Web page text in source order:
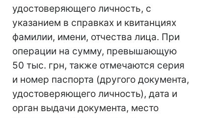
удостоверяющего личность, с
указанием в справках и квитанциях
фамилии, имени, отчества лица. При
операции на сумму, превышающую
50 тыс. грн, также отмечаются серия
и номер паспорта (другого документа,
удостоверяющего личность), дата и
орган выдачи документа, место